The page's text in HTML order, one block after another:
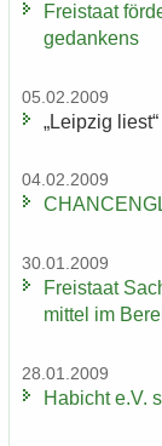
Frei­staat
ge­dan­kens
05.02.2009
„Leip­zig
04.02.2009
30.01.2009
Frei­staat
mit­tel im
28.01.2009
Ha­bicht e.V.